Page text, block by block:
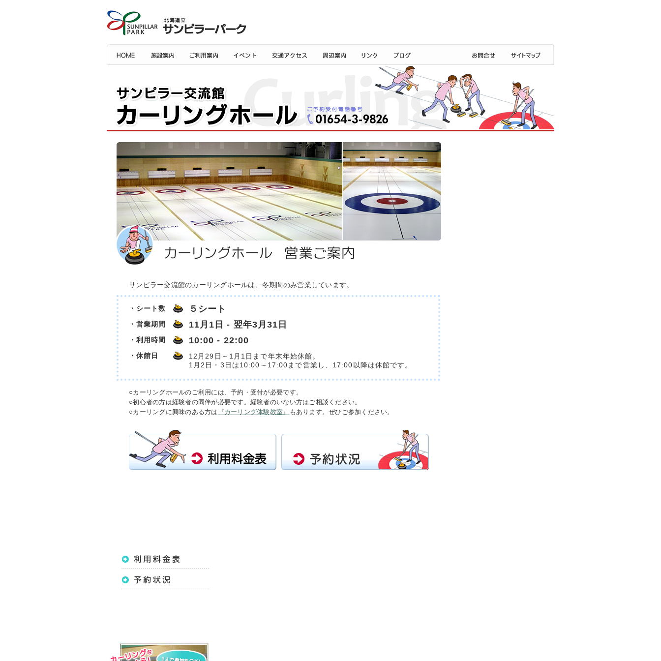
サンピラー交流館のカーリングホールは、冬期間のみ営業しています。
・シート数 ５シート
・営業期間 11月1日 - 翌年3月31日
・利用時間 10:00 - 22:00
・休館日
12月29日～1月1日まで年末年始休館。
1月2日・3日は10:00～17:00まで営業し、17:00以降は休館です。
○カーリングホールのご利用には、予約・受付が必要です。
○初心者の方は経験者の同伴が必要です。経験者のいない方はご相談ください。
○カーリングに興味のある方は
『カーリング体験教室』 もあります。ぜひご参加ください。